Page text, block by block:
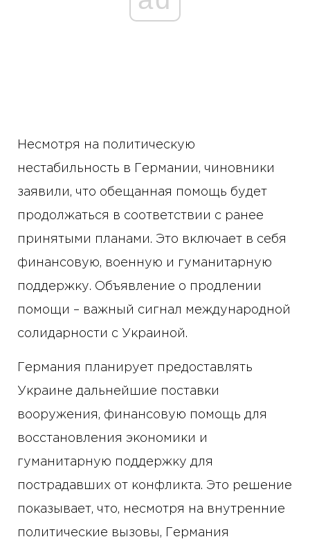
Несмотря на политическую
нестабильность в Германии, чиновники
заявили, что обещанная помощь будет
продолжаться в соответствии с ранее
принятыми планами. Это включает в себя
финансовую, военную и гуманитарную
поддержку. Объявление о продлении
помощи – важный сигнал международной
солидарности с Украиной.
Германия планирует предоставлять
Украине дальнейшие поставки
вооружения, финансовую помощь для
восстановления экономики и
гуманитарную поддержку для
пострадавших от конфликта. Это решение
показывает, что, несмотря на внутренние
политические вызовы, Германия